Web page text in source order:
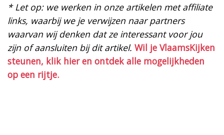
* Let op: we werken in onze artikelen met affiliate
links, waarbij we je verwijzen naar partners
waarvan wij denken dat ze interessant voor jou
zijn of aansluiten bij dit artikel. Wil je VlaamsKijken
steunen, klik hier en ontdek alle mogelijkheden
op een rijtje.